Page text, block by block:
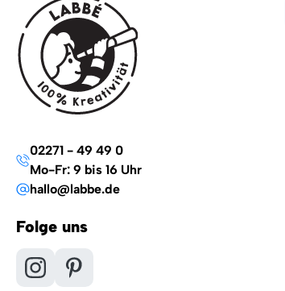
02271 - 49 49 0
Mo-Fr: 9 bis 16 Uhr
hallo@labbe.de
Folge uns